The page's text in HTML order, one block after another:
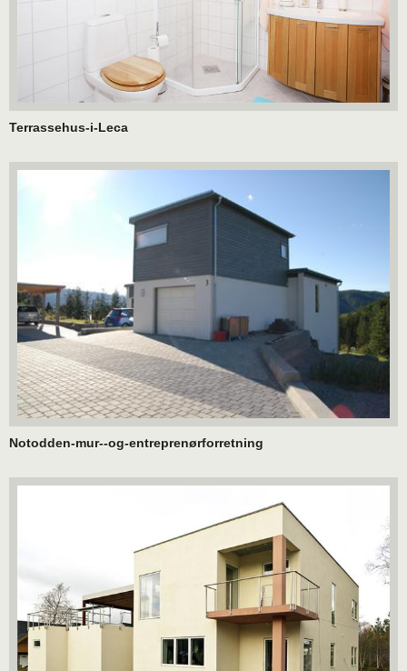
Terrassehus-i-Leca
Notodden-mur--og-entreprenørforretning